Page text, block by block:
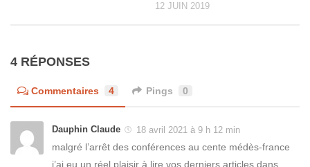
12 JUIN 2019
4 RÉPONSES
Commentaires 4 Pings 0
Dauphin Claude 18 avril 2021 à 9 h 12 min
malgré l’arrêt des conférences au cente médès-france
j’ai eu un réel plaisir à lire vos derniers articles dans